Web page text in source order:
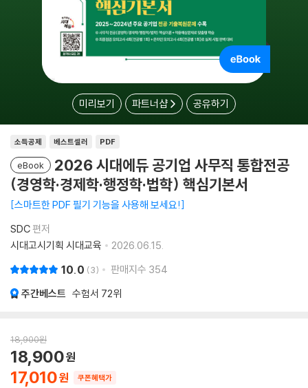
미리보기 파트너샵 공유하기
소득공제 베스트셀러 PDF
eBook
2026 시대에듀 공기업 사무직 통합전공
(경영학·경제학·행정학·법학) 핵심기본서
스마트한 PDF 필기 기능을 사용해 보세요!
SDC편저
시대고시기획 시대교육
2026.06.15.
10.0 3 판매지수 354
주간베스트 수험서 72위
18,900원
17,010
18,900
쿠폰혜택가